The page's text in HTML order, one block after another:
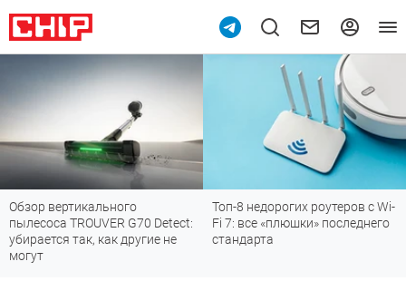
Обзор вертикального
пылесоса TROUVER G70 Detect:
убирается так, как другие не
могут
Топ-8 недорогих роутеров с Wi-
Fi 7: все «плюшки» последнего
стандарта